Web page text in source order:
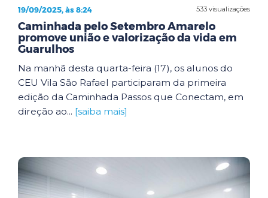
533 visualizações
19/09/2025, às 8:24
Caminhada pelo Setembro Amarelo
promove união e valorização da vida em
Guarulhos
Na manhã desta quarta-feira (17), os alunos do
CEU Vila São Rafael participaram da primeira
edição da Caminhada Passos que Conectam, em
direção ao... [saiba mais]